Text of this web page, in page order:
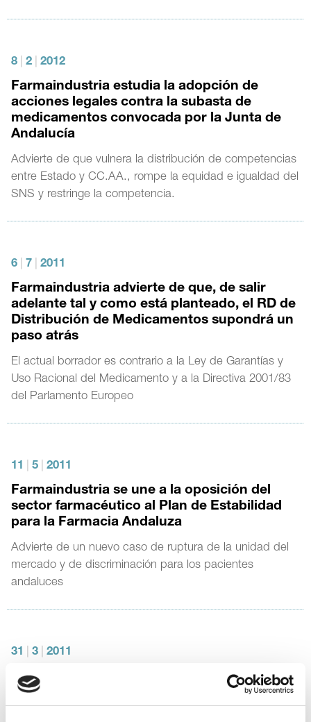
8 2 2012
Farmaindustria estudia la adopción de
acciones legales contra la subasta de
medicamentos convocada por la Junta de
Andalucía
Advierte de que vulnera la distribución de competencias
entre Estado y CC.AA., rompe la equidad e igualdad del
SNS y restringe la competencia.
6 7 2011
Farmaindustria advierte de que, de salir
adelante tal y como está planteado, el RD de
Distribución de Medicamentos supondrá un
paso atrás
El actual borrador es contrario a la Ley de Garantías y
Uso Racional del Medicamento y a la Directiva 2001/83
del Parlamento Europeo
11 5 2011
Farmaindustria se une a la oposición del
sector farmacéutico al Plan de Estabilidad
para la Farmacia Andaluza
Advierte de un nuevo caso de ruptura de la unidad del
mercado y de discriminación para los pacientes
andaluces
31 3 2011
El Gobierno culmina el Plan Sectorial para la
industria farmacéutica para impulsar el
desarrollo de este sector en España